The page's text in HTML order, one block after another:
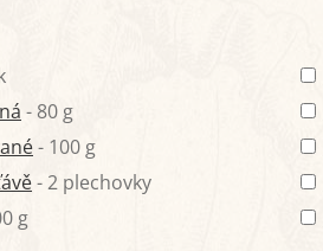
- 80 g
- 100 g
- 2 plechovky
g